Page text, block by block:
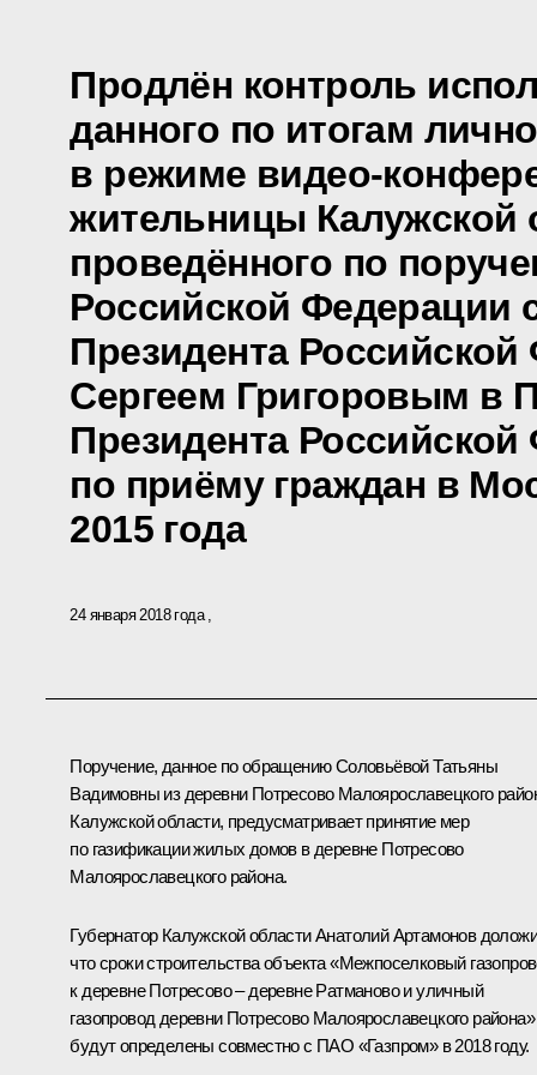
Продлён контроль
данного по итогам
в режиме видео-
жительницы Калужской
проведённого по
Российской Федерации
Президента
Сергеем Григоровым в
Президента
по приёму граждан в
2015 года
24 января 2018 года
Поручение, данное по обращению Соловьёвой Татьяны
Вадимовны из деревни Потресово Малоярославецкого
Калужской области, предусматривает принятие мер
по газификации жилых домов в деревне Потресово
Малоярославецкого района.
Губернатор Калужской области Анатолий Артамонов
что сроки строительства объекта «Межпоселковый
к деревне Потресово – деревне Ратманово и уличный
газопровод деревни Потресово Малоярославецкого района»
будут определены совместно с ПАО «Газпром» в 2018 году.